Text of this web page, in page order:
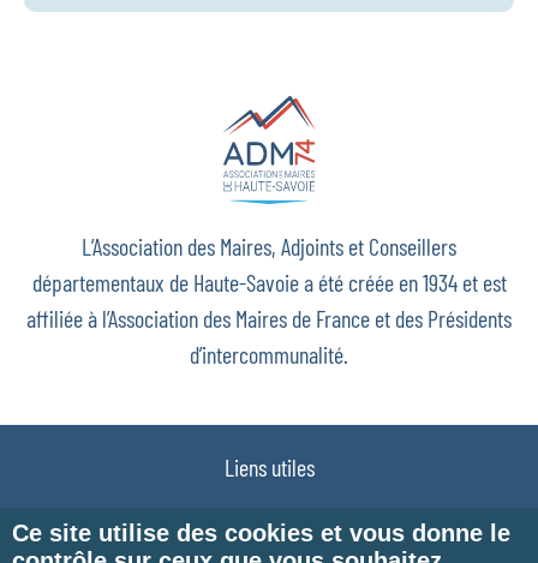
L’Association des Maires, Adjoints et Conseillers
départementaux de Haute-Savoie a été créée en 1934 et est
affiliée à l’Association des Maires de France et des Présidents
d’intercommunalité.
Liens utiles
Ce site utilise des cookies et vous donne le